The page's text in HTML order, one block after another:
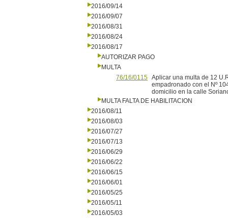
2016/09/14
2016/09/07
2016/08/31
2016/08/24
2016/08/17
AUTORIZAR PAGO
MULTA
76/16/0115 Aplicar una multa de 12
empadronado con el Nº
domicilio en la calle
MULTA FALTA DE HABILITACION
2016/08/11
2016/08/03
2016/07/27
2016/07/13
2016/06/29
2016/06/22
2016/06/15
2016/06/01
2016/05/25
2016/05/11
2016/05/03